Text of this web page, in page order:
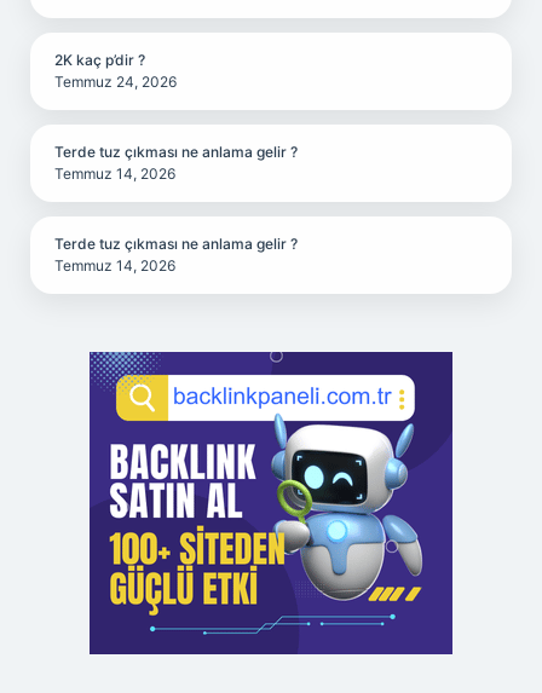
2K kaç p’dir ?
Temmuz 24, 2026
Terde tuz çıkması ne anlama gelir ?
Temmuz 14, 2026
Terde tuz çıkması ne anlama gelir ?
Temmuz 14, 2026